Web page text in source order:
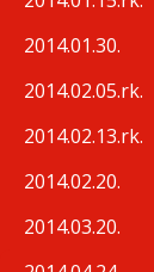
2014.01.30.
2014.02.05.rk.
2014.02.13.rk.
2014.02.20.
2014.03.20.